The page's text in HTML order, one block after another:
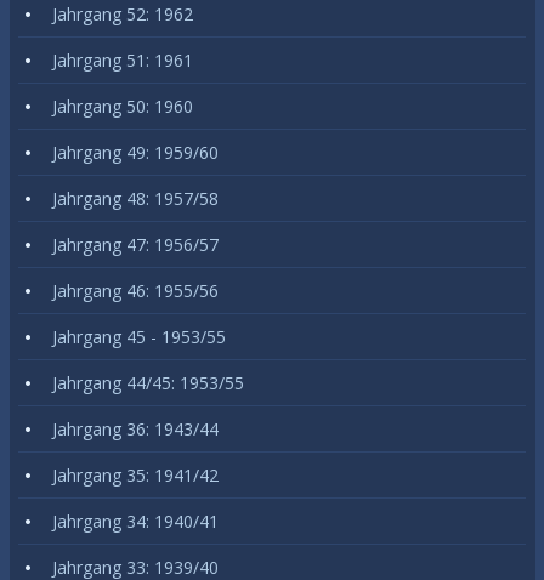
Jahrgang 52: 1962
Jahrgang 51: 1961
Jahrgang 50: 1960
Jahrgang 49: 1959/60
Jahrgang 48: 1957/58
Jahrgang 47: 1956/57
Jahrgang 46: 1955/56
Jahrgang 45 - 1953/55
Jahrgang 44/45: 1953/55
Jahrgang 36: 1943/44
Jahrgang 35: 1941/42
Jahrgang 34: 1940/41
Jahrgang 33: 1939/40